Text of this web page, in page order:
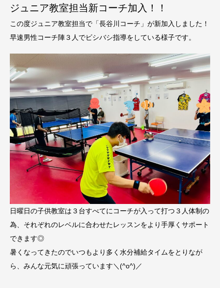
ジュニア教室担当新コーチ加入！！
この度ジュニア教室担当で「長谷川コーチ」が新加入しました！
早速男性コーチ陣３人でビシバシ指導をしている様子です。
日曜日の子供教室は３台すべてにコーチが入って打つ３人体制の
為、それぞれのレベルに合わせたレッスンをより手厚くサポート
できます◎
暑くなってきたのでいつもより多く水分補給タイムをとりなが
ら、みんな元気に頑張っています＼(^o^)／